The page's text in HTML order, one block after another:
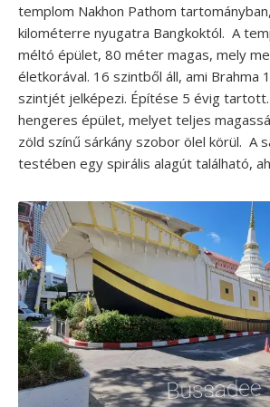
templom Nakhon Pathom
kilométerre nyugatra Bangkoktól. A
méltó épület, 80 méter magas, mely
életkorával. 16 szintből áll, ami Brahma
szintjét jelképezi. Építése 5 évig
hengeres épület, melyet teljes
zöld színű sárkány szobor ölel körül. A
testében egy spirális alagút található,